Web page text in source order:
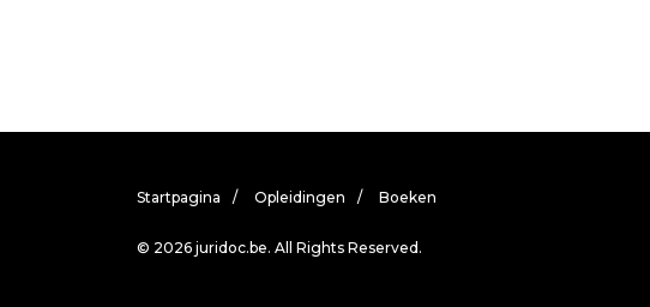
Startpagina Opleidingen Boeken
© 2026 juridoc.be. All Rights Reserved.